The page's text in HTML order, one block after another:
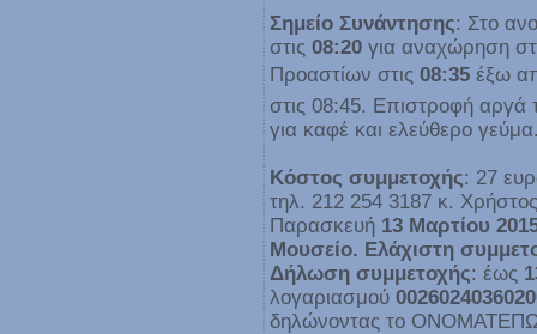
Σημείο Συνάντησης: Στο
στις 08:20 για αναχώρηση
Προαστίων στις 08:35 έξω
στις 08:45. Επιστροφή
για καφέ και ελεύθερο
Κόστος συμμετοχής: 27
τηλ. 212 254 3187 κ.
Παρασκευή 13 Μαρτίου
Μουσείο. Ελάχιστη
Δήλωση συμμετοχής: έως
λογαριασμού
δηλώνοντας το